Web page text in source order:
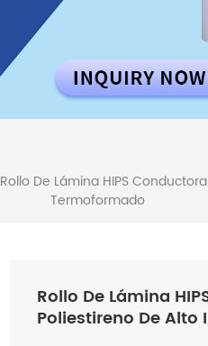
Rollo De Lámina HIPS
Termoformado
Rollo De Lámina
Poliestireno De